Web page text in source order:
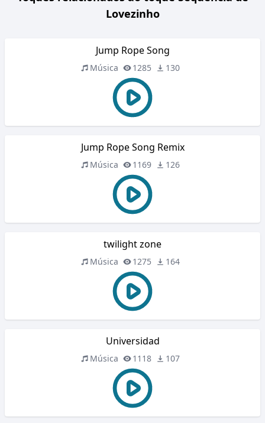
Lovezinho
Jump Rope Song
Música 1285 130
Jump Rope Song Remix
Música 1169 126
twilight zone
Música 1275 164
Universidad
Música 1118 107